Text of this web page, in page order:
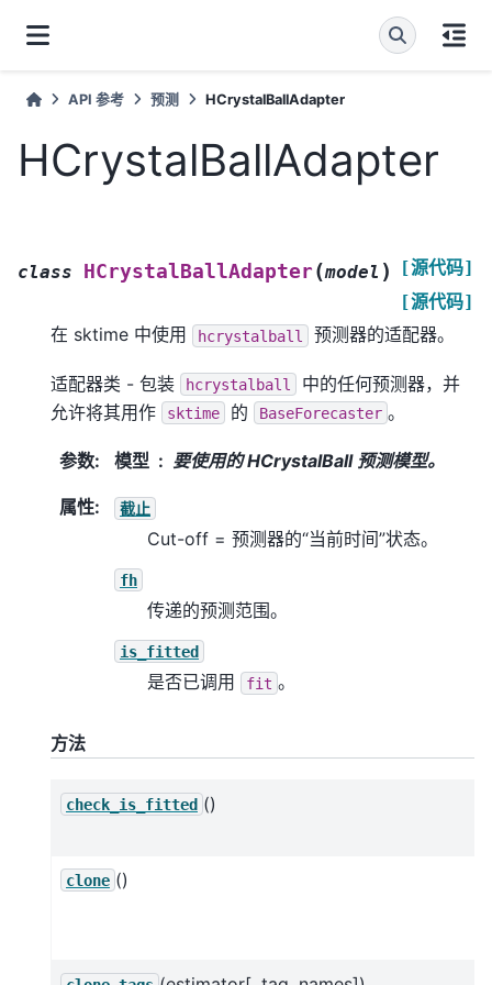
API 参考 预测 HCrystalBallAdapter
HCrystalBallAdapter
class HCrystalBallAdapter(model )
[源代码]
[源代码]
在 sktime 中使用 hcrystalball 预测器的适配器。
适配器类 - 包装 hcrystalball
中的任何预测器，并
允许将其用作
sktime 的 BaseForecaster 。
参数: 模型 要使用的 HCrystalBall 预测模型。
属性: 截止
Cut-off = 预测器的“当前时间”状态。
fh
传递的预测范围。
is_fitted
是否已调用 fit 。
方法
check_is_fitted ()
clone ()